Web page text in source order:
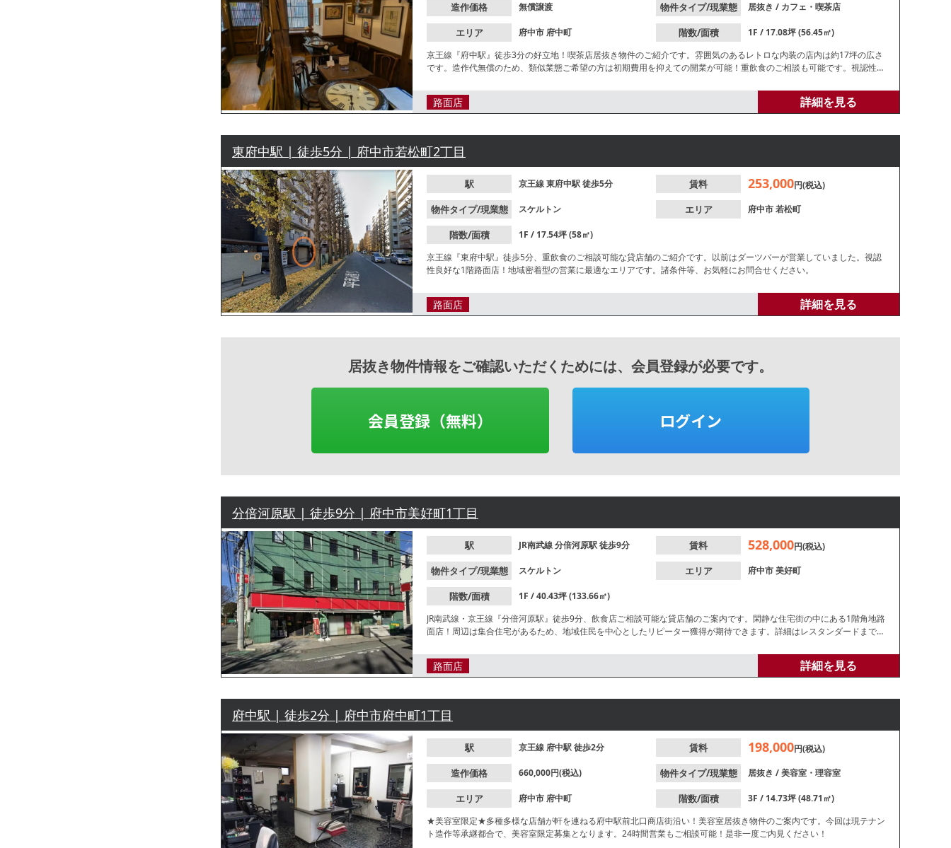
造作価格 無償譲渡 物件タイプ/現業態 居抜き / カフェ・喫茶店
エリア 府中市 府中町 階数/面積
1F / 17.08坪 (56.45㎡)
京王線『府中駅』徒歩3分の好立地！喫茶店居抜き物件のご紹介です。雰囲気のあるレトロな内装の店内は約17坪の広さ
です。造作代無償のため、類似業態ご希望の方は初期費用を抑えての開業が可能！重飲食のご相談も可能です。視認性良
路面店 詳細を見る
東府中駅 | 徒歩5分 | 府中市若松町2丁目
駅 京王線東府中駅徒歩5分 賃料 253,000円(税込)
物件タイプ/現業態 スケルトン エリア 府中市若松町
階数/面積
1F / 17.54坪 (58㎡)
京王線『東府中駅』徒歩5分、重飲食のご相談可能な貸店舗のご紹介です。以前はダーツバーが営業していました。視認
性良好な1階路面店！地域密着型の営業に最適なエリアです。諸条件等、お気軽にお問合せください。
路面店 詳細を見る
居抜き物件情報をご確認いただくためには、会員登録が必要です。
会員登録（無料） ログイン
分倍河原駅 | 徒歩9分 | 府中市美好町1丁目
駅 JR南武線分倍河原駅徒歩9分 賃料 528,000円(税込)
物件タイプ/現業態 スケルトン エリア 府中市美好町
階数/面積
1F / 40.43坪 (133.66㎡)
JR南武線・京王線『分倍河原駅』徒歩9分、飲食店ご相談可能な貸店舗のご案内です。閑静な住宅街の中にある1階角地路
面店！周辺は集合住宅があるため、地域住民を中心としたリピーター獲得が期待できます。詳細はレスタンダードまでお
路面店 詳細を見る
府中駅 | 徒歩2分 | 府中市府中町1丁目
駅 京王線 府中駅徒歩2分 賃料 198,000円(税込)
造作価格 660,000円(税込) 物件タイプ/現業態 居抜き /美容室・理容室
エリア 府中市 府中町 階数/面積
3F / 14.73坪 (48.71㎡)
★美容室限定★多種多様な店舗が軒を連ねる府中駅前北口商店街沿い！美容室居抜き物件のご案内です。今回は現テナン
ト造作等承継都合で、美容室限定募集となります。24時間営業もご相談可能！是非一度ご内見ください！